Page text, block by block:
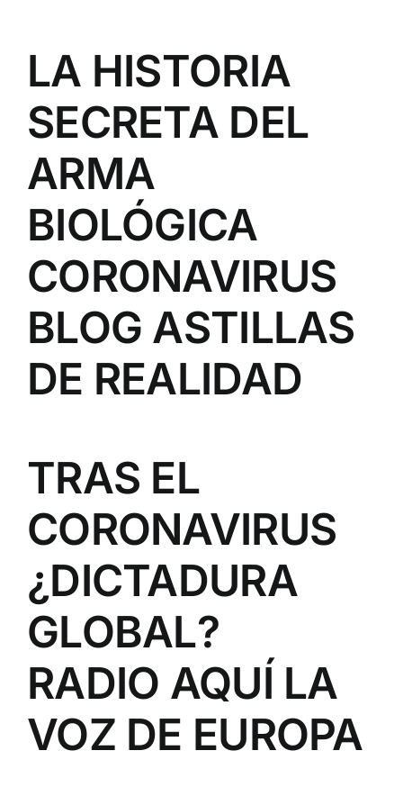
LA HISTORIA
SECRETA DEL
ARMA
BIOLÓGICA
CORONAVIRUS
BLOG ASTILLAS
DE REALIDAD
TRAS EL
CORONAVIRUS
¿DICTADURA
GLOBAL?
RADIO AQUÍ LA
VOZ DE EUROPA